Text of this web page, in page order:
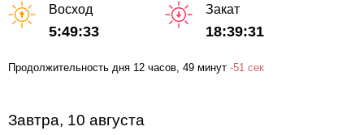
Восход
5:49:33
Закат
18:39:31
Продолжительность дня 12 часов , 49 минут -51 сек
Завтра, 10 августа